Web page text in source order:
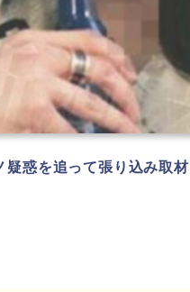
疑惑を追って張り込み取材